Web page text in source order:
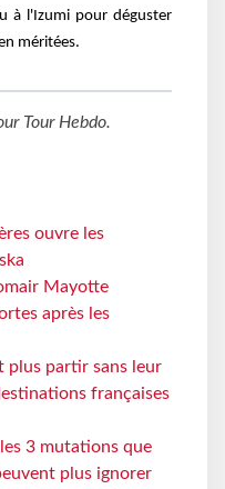
à l'Izumi pour déguster
méritées.
Tour Hebdo.
ouvre les
Mayotte
après les
plus partir sans leur
françaises
3 mutations que
plus ignorer